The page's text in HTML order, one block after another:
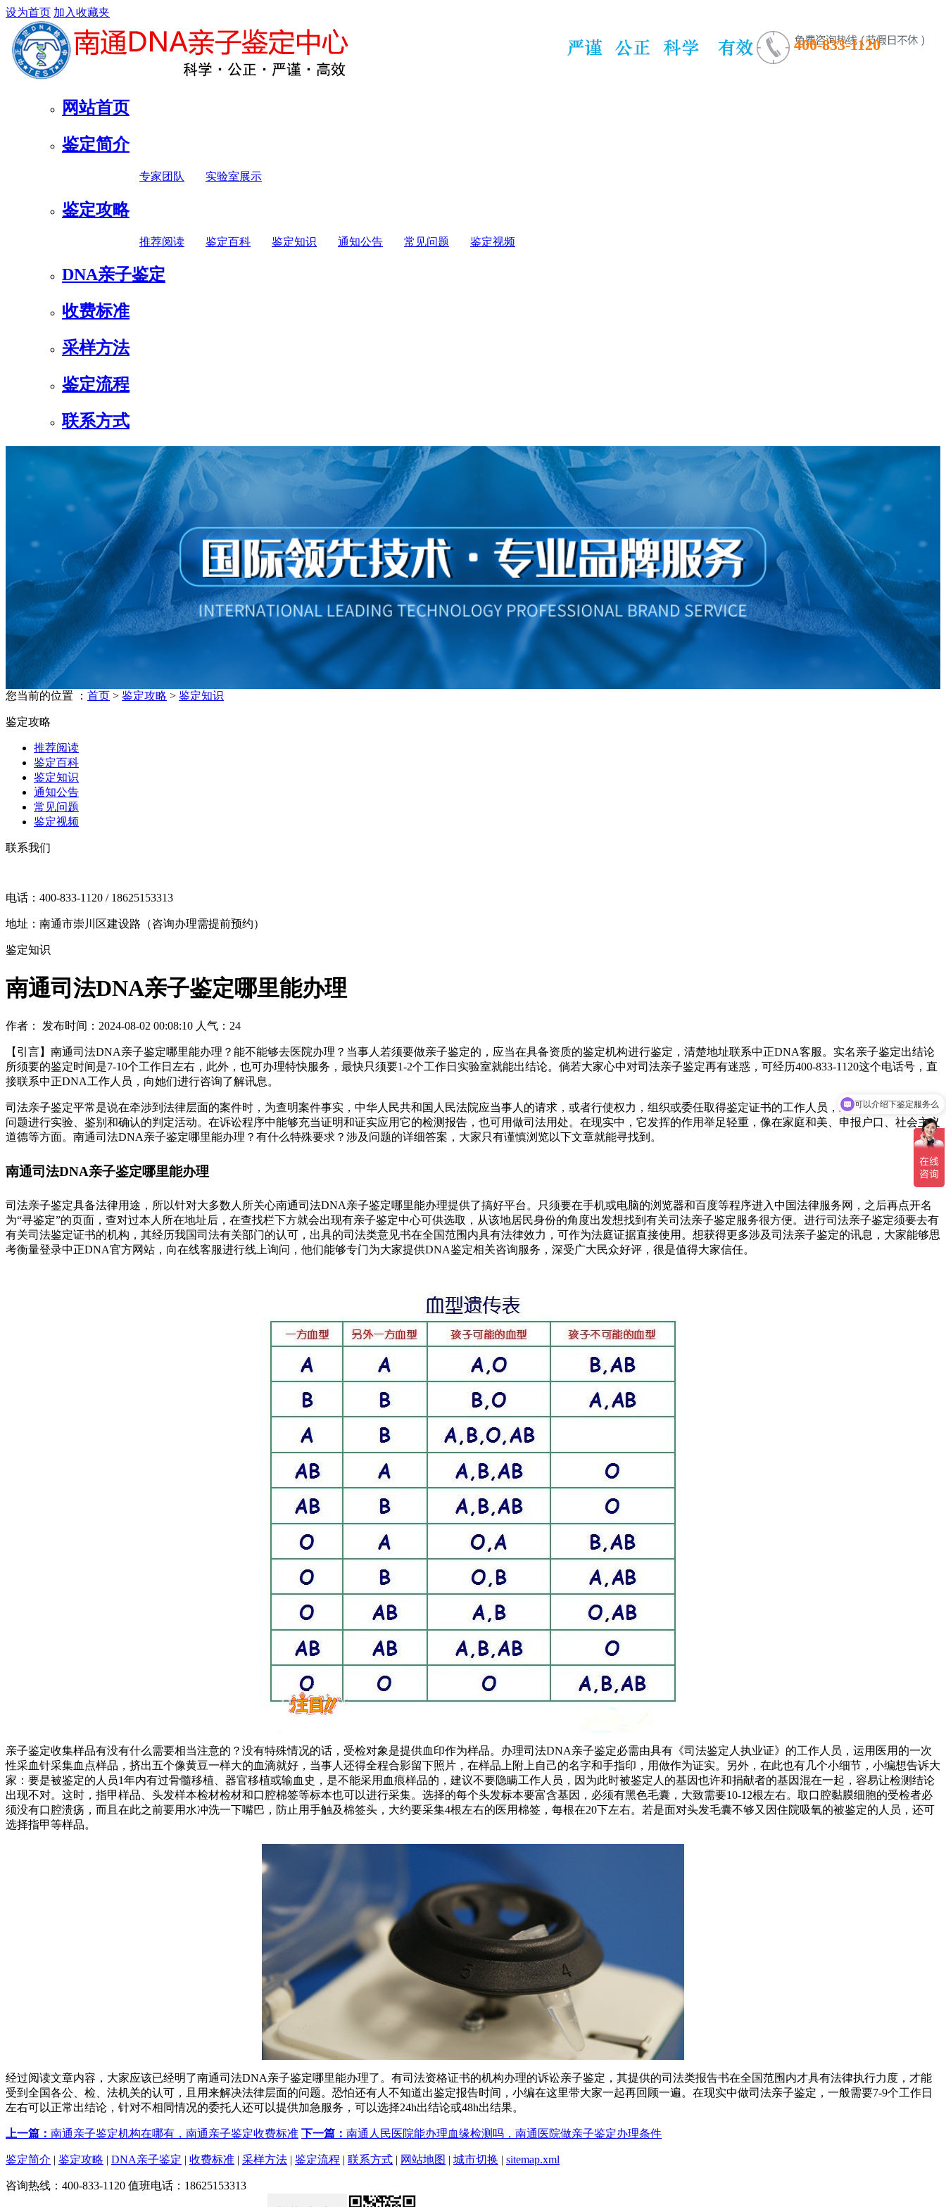
设为首页 加入收藏夹
400-833-1120
网站首页
鉴定简介
专家团队 实验室展示
鉴定攻略
推荐阅读 鉴定百科 鉴定知识 通知公告 常见问题 鉴定视频
DNA亲子鉴定
收费标准
采样方法
鉴定流程
联系方式
您当前的位置 ： 首页 > 鉴定攻略 > 鉴定知识
鉴定攻略
推荐阅读
鉴定百科
鉴定知识
通知公告
常见问题
鉴定视频
联系我们
电话：400-833-1120 / 18625153313
地址：南通市崇川区建设路（咨询办理需提前预约）
鉴定知识
南通司法DNA亲子鉴定哪里能办理
作者： 发布时间：2024-08-02 00:08:10 人气： 24
【引言】南通司法DNA亲子鉴定哪里能办理？能不能够去医院办理？当事人若须要做亲子鉴定的，应当在具备资质的鉴定机构进行鉴定，清楚地址联系中正DNA客服。实名亲子鉴定出结论
所须要的鉴定时间是7-10个工作日左右，此外，也可办理特快服务，最快只须要1-2个工作日实验室就能出结论。倘若大家心中对司法亲子鉴定再有迷惑，可经历400-833-1120这个电话号，直
接联系中正DNA工作人员，向她们进行咨询了解讯息。
司法亲子鉴定平常是说在牵涉到法律层面的案件时，为查明案件事实，中华人民共和国人民法院应当事人的请求，或者行使权力，组织或委任取得鉴定证书的工作人员，对案件起关键作用的
问题进行实验、鉴别和确认的判定活动。在诉讼程序中能够充当证明和证实应用它的检测报告，也可用做司法用处。在现实中，它发挥的作用举足轻重，像在家庭和美、申报户口、社会主义
道德等方面。南通司法DNA亲子鉴定哪里能办理？有什么特殊要求？涉及问题的详细答案，大家只有谨慎浏览以下文章就能寻找到。
南通司法DNA亲子鉴定哪里能办理
司法亲子鉴定具备法律用途，所以针对大多数人所关心南通司法DNA亲子鉴定哪里能办理提供了搞好平台。只须要在手机或电脑的浏览器和百度等程序进入中国法律服务网，之后再点开名
为“寻鉴定”的页面，查对过本人所在地址后，在查找栏下方就会出现有亲子鉴定中心可供选取，从该地居民身份的角度出发想找到有关司法亲子鉴定服务很方便。进行司法亲子鉴定须要去有
有关司法鉴定证书的机构，其经历我国司法有关部门的认可，出具的司法类意见书在全国范围内具有法律效力，可作为法庭证据直接使用。想获得更多涉及司法亲子鉴定的讯息，大家能够思
考衡量登录中正DNA官方网站，向在线客服进行线上询问，他们能够专门为大家提供DNA鉴定相关咨询服务，深受广大民众好评，很是值得大家信任。
亲子鉴定收集样品有没有什么需要相当注意的？没有特殊情况的话，受检对象是提供血印作为样品。办理司法DNA亲子鉴定必需由具有《司法鉴定人执业证》的工作人员，运用医用的一次
性采血针采集血点样品，挤出五个像黄豆一样大的血滴就好，当事人还得全程合影留下照片，在样品上附上自己的名字和手指印，用做作为证实。另外，在此也有几个小细节，小编想告诉大
家：要是被鉴定的人员1年内有过骨髓移植、器官移植或输血史，是不能采用血痕样品的，建议不要隐瞒工作人员，因为此时被鉴定人的基因也许和捐献者的基因混在一起，容易让检测结论
出现不对。这时，指甲样品、头发样本检材检材和口腔棉签等标本也可以进行采集。选择的每个头发标本要富含基因，必须有黑色毛囊，大致需要10-12根左右。取口腔黏膜细胞的受检者必
须没有口腔溃疡，而且在此之前要用水冲洗一下嘴巴，防止用手触及棉签头，大约要采集4根左右的医用棉签，每根在20下左右。若是面对头发毛囊不够又因住院吸氧的被鉴定的人员，还可
选择指甲等样品。
经过阅读文章内容，大家应该已经明了南通司法DNA亲子鉴定哪里能办理了。有司法资格证书的机构办理的诉讼亲子鉴定，其提供的司法类报告书在全国范围内才具有法律执行力度，才能
受到全国各公、检、法机关的认可，且用来解决法律层面的问题。恐怕还有人不知道出鉴定报告时间，小编在这里带大家一起再回顾一遍。在现实中做司法亲子鉴定，一般需要7-9个工作日
左右可以正常出结论，针对不相同情况的委托人还可以提供加急服务，可以选择24h出结论或48h出结果。
上一篇： 南通亲子鉴定机构在哪有，南通亲子鉴定收费标准 下一篇： 南通人民医院能办理血缘检测吗，南通医院做亲子鉴定办理条件
鉴定简介 | 鉴定攻略 | DNA亲子鉴定 | 收费标准 | 采样方法 | 鉴定流程 | 联系方式 | 网站地图 | 城市切换 | sitemap.xml
咨询热线：400-833-1120 值班电话：18625153313
可以介绍下鉴定服务么